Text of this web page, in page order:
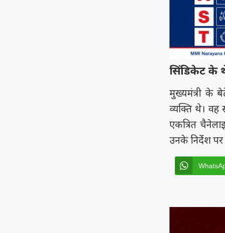
सिंडिकेट के
मुख्यमंत्री के
व्यक्ति थे।
एकत्रित
उनके निर्देश